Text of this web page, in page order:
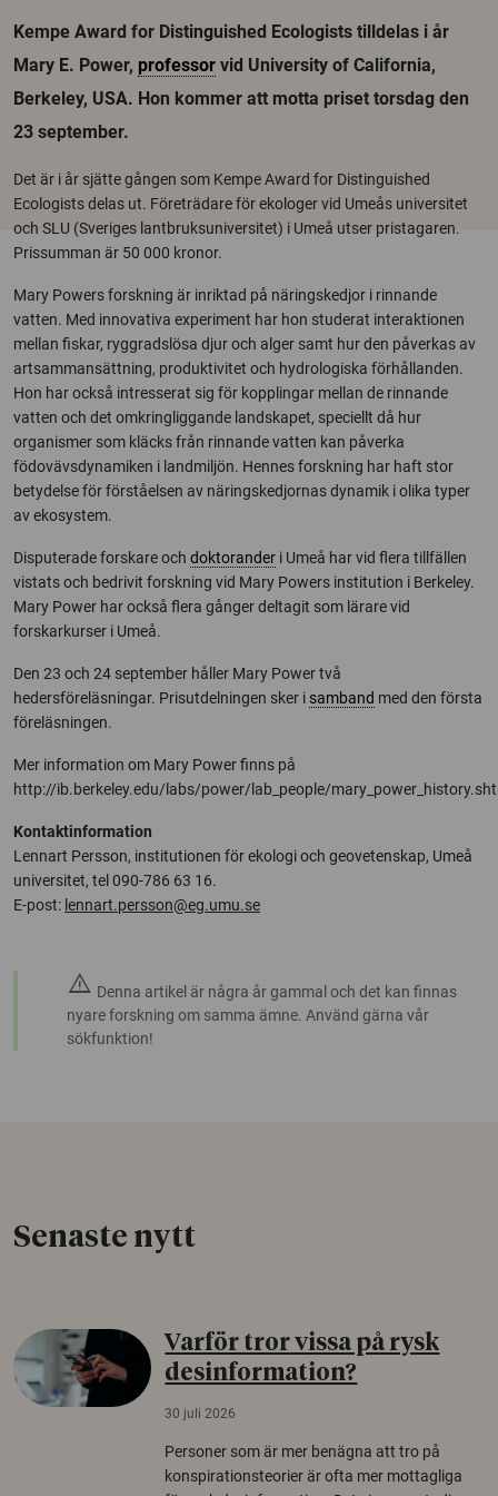
Kempe Award for Distinguished Ecologists tilldelas i år
Mary E. Power, professor vid University of California,
Berkeley, USA. Hon kommer att motta priset torsdag den
23 september.
Det är i år sjätte gången som Kempe Award for Distinguished
Ecologists delas ut. Företrädare för ekologer vid Umeås universitet
och SLU (Sveriges lantbruksuniversitet) i Umeå utser pristagaren.
Prissumman är 50 000 kronor.
Mary Powers forskning är inriktad på näringskedjor i rinnande
vatten. Med innovativa experiment har hon studerat interaktionen
mellan fiskar, ryggradslösa djur och alger samt hur den påverkas av
artsammansättning, produktivitet och hydrologiska förhållanden.
Hon har också intresserat sig för kopplingar mellan de rinnande
vatten och det omkringliggande landskapet, speciellt då hur
organismer som kläcks från rinnande vatten kan påverka
födovävsdynamiken i landmiljön. Hennes forskning har haft stor
betydelse för förståelsen av näringskedjornas dynamik i olika typer
av ekosystem.
Disputerade forskare och doktorander i Umeå har vid flera tillfällen
vistats och bedrivit forskning vid Mary Powers institution i Berkeley.
Mary Power har också flera gånger deltagit som lärare vid
forskarkurser i Umeå.
Den 23 och 24 september håller Mary Power två
hedersföreläsningar. Prisutdelningen sker i samband med den första
föreläsningen.
Mer information om Mary Power finns på
http://ib.berkeley.edu/labs/power/lab_people/
Kontaktinformation
Lennart Persson, institutionen för ekologi och geovetenskap, Umeå
universitet, tel 090-786 63 16.
E-post: lennart.persson@eg.umu.se
warning Denna artikel är några år gammal och det kan finnas
nyare forskning om samma ämne. Använd gärna vår
sökfunktion!
Senaste nytt
Varför tror vissa på rysk
desinformation?
30 juli 2026
Personer som är mer benägna att tro på
konspirationsteorier är ofta mer mottagliga